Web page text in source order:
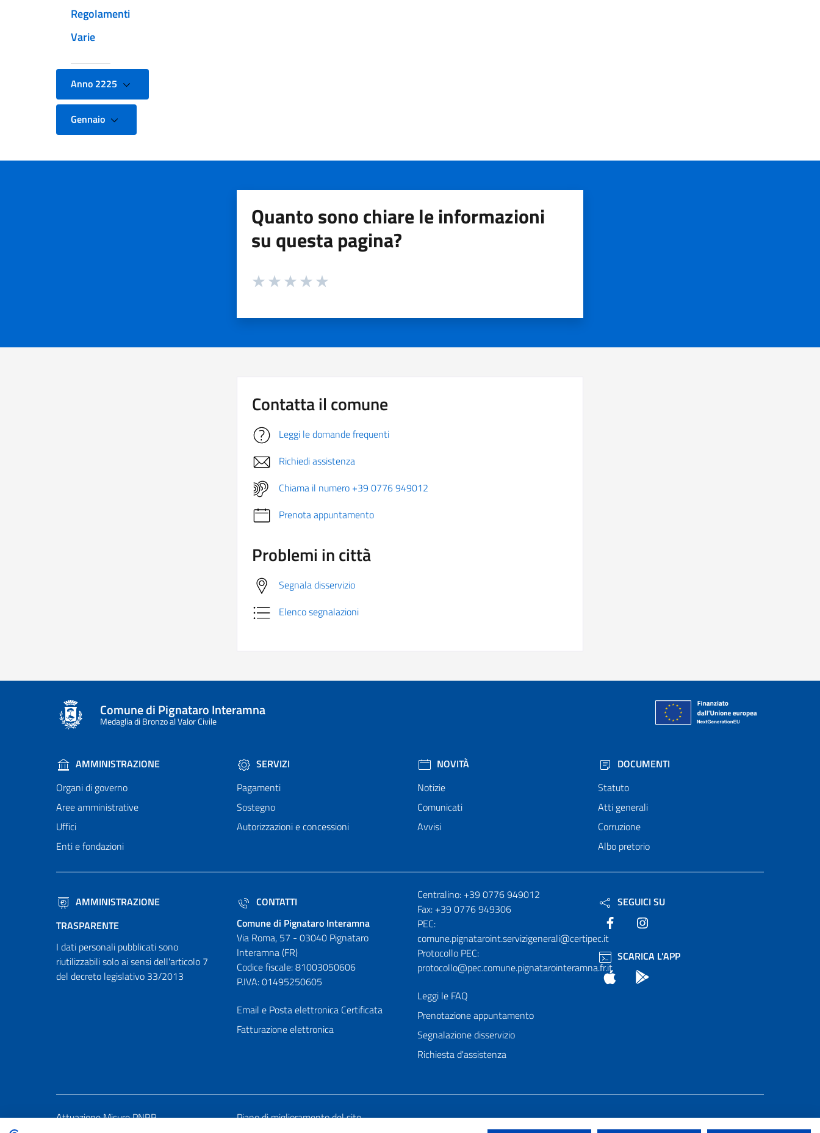
Regolamenti
Varie
Anno 2225
Gennaio
Quanto sono chiare le informazioni
su questa pagina?
Valuta da 1 a 5 stelle la pagina
Contatta il comune
Leggi le domande frequenti
Richiedi assistenza
Chiama il numero +39 0776 949012
Prenota appuntamento
Problemi in città
Segnala disservizio
Elenco segnalazioni
Comune di Pignataro Interamna
Medaglia di Bronzo al Valor Civile
AMMINISTRAZIONE
Organi di governo
Aree amministrative
Uffici
Enti e fondazioni
SERVIZI
Pagamenti
Sostegno
Autorizzazioni e concessioni
NOVITÀ
Notizie
Comunicati
Avvisi
DOCUMENTI
Statuto
Atti generali
Corruzione
Albo pretorio
AMMINISTRAZIONE
TRASPARENTE
I dati personali pubblicati sono
riutilizzabili solo ai sensi dell'articolo 7
del decreto legislativo 33/2013
CONTATTI
Comune di Pignataro Interamna
Via Roma, 57 - 03040 Pignataro
Interamna (FR)
Codice fiscale: 81003050606
P.IVA: 01495250605
Email e Posta elettronica Certificata
Fatturazione elettronica
Numeri utili
Centralino: +39 0776 949012
Fax: +39 0776 949306
PEC:
comune.pignataroint.servizigenerali@certipec.it
Protocollo PEC:
protocollo@pec.comune.pignatarointeramna.fr.it
Leggi le FAQ
Prenotazione appuntamento
Segnalazione disservizio
Richiesta d'assistenza
SEGUICI SU
Facebook
SCARICA L'APP
App Store
Attuazione Misure PNRR Piano di miglioramento del sito